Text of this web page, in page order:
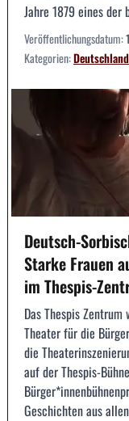
Jahre 1879 eines der
Veröffentlichungsdatum:
Kategorien:Deutschland
Deutsch-
Starke Frauen
im Thespis-
Das Thespis
Theater für die
die
auf der Thespis-
Geschichten aus